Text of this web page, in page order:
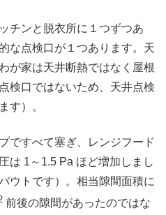
チンと脱衣所に１つずつあ
な点検口が１つあります。天
が家は天井断熱ではなく屋根
検口ではないため、天井点検
す）。
ですべて塞ぎ、レンジフード
は 1～1.5 Pa ほど増加しまし
ウトです）。相当隙間面積に
前後の隙間があったのではな